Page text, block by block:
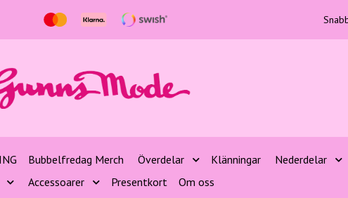
Bubbelfredag Merch Överdelar Klänningar Nederdelar
Accessoarer Presentkort Om oss